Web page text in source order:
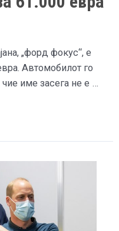
„форд фокус“, е
Автомобилот го
име засега не е …